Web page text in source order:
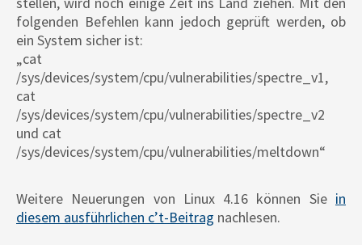
folgenden Befehlen kann jedoch geprüft werden, ob
ein System sicher ist:
„cat
/sys/devices/system/cpu/vulnerabilities/spectre_v1,
cat
/sys/devices/system/cpu/vulnerabilities/spectre_v2
und cat
/sys/devices/system/cpu/vulnerabilities/meltdown“
Weitere Neuerungen von Linux 4.16 können Sie in
diesem ausführlichen c’t-Beitrag nachlesen.